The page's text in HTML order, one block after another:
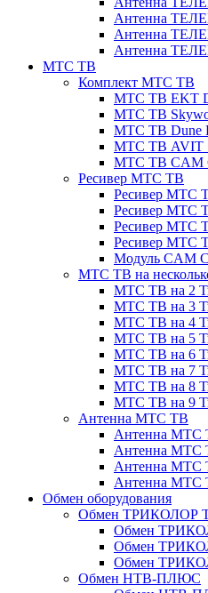
Антенна
Антенна
Антенна
МТС ТВ
Комплект МТС ТВ
МТС ТВ EKT
МТС ТВ
МТС ТВ Dune
МТС ТВ AVIT
МТС ТВ CAM
Ресивер МТС ТВ
Ресивер МТС
Ресивер МТС
Ресивер МТС
Ресивер МТС
Модуль CAM
МТС ТВ на
МТС ТВ на 2
МТС ТВ на 3
МТС ТВ на 4
МТС ТВ на 5
МТС ТВ на 6
МТС ТВ на 7
МТС ТВ на 8
МТС ТВ на 9
Антенна МТС ТВ
Антенна МТС
Антенна МТС
Антенна МТС
Антенна МТС
Обмен оборудования
Обмен ТРИКОЛОР
Обмен
Обмен
Обмен
Обмен НТВ-ПЛЮС